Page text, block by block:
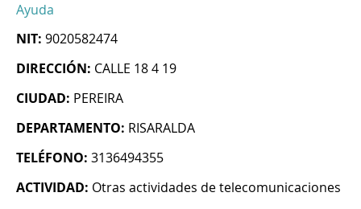
Ayuda
NIT: 9020582474
DIRECCIÓN: CALLE 18 4 19
CIUDAD: PEREIRA
DEPARTAMENTO: RISARALDA
TELÉFONO: 3136494355
ACTIVIDAD: Otras actividades de telecomunicaciones